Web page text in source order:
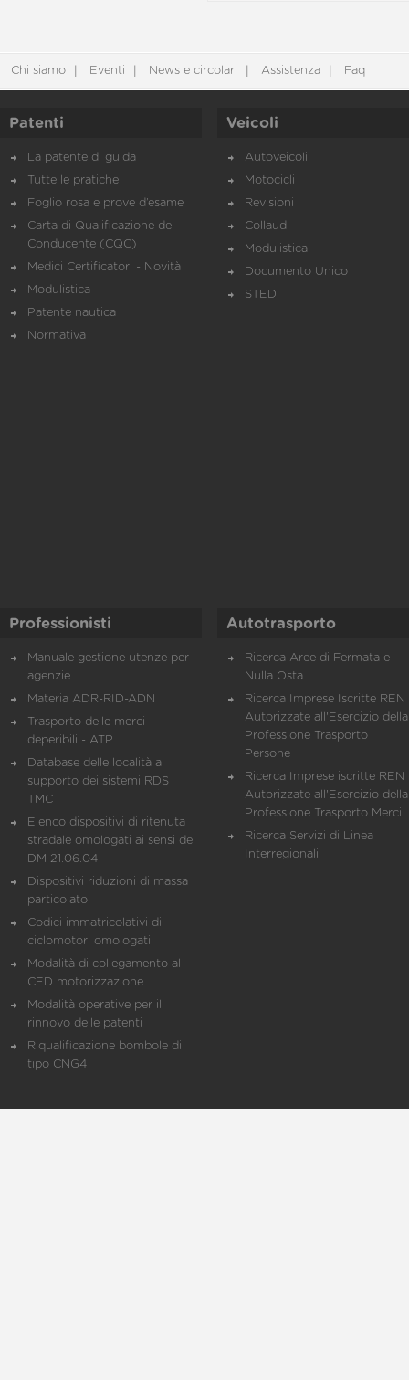
Chi siamo Eventi News e circolari Assistenza Faq
Patenti
La patente di guida
Tutte le pratiche
Foglio rosa e prove d’esame
Carta di Qualificazione del
Conducente (CQC)
Medici Certificatori - Novità
Modulistica
Patente nautica
Normativa
Veicoli
Autoveicoli
Motocicli
Revisioni
Collaudi
Modulistica
Documento Unico
STED
Professionisti
Manuale gestione utenze per
agenzie
Materia ADR-RID-ADN
Trasporto delle merci
deperibili - ATP
Database delle località a
supporto dei sistemi RDS
TMC
Elenco dispositivi di ritenuta
stradale omologati ai sensi del
DM 21.06.04
Dispositivi riduzioni di massa
particolato
Codici immatricolativi di
ciclomotori omologati
Modalità di collegamento al
CED motorizzazione
Modalità operative per il
rinnovo delle patenti
Riqualificazione bombole di
tipo CNG4
Autotrasporto
Ricerca Aree di Fermata e
Nulla Osta
Ricerca Imprese Iscritte REN
Autorizzate all'Esercizio della
Professione Trasporto
Persone
Ricerca Imprese iscritte REN
Autorizzate all'Esercizio della
Professione Trasporto Merci
Ricerca Servizi di Linea
Interregionali